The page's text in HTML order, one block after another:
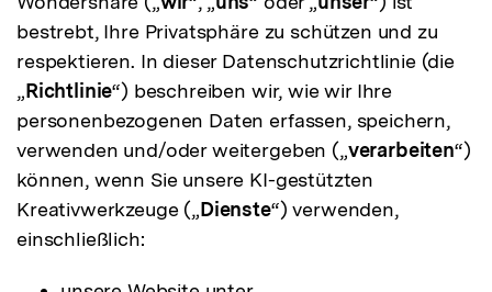
bestrebt, Ihre Privatsphäre zu schützen und zu
respektieren. In dieser Datenschutzrichtlinie (die
„Richtlinie“) beschreiben wir, wie wir Ihre
personenbezogenen Daten erfassen, speichern,
verwenden und/oder weitergeben („verarbeiten“)
können, wenn Sie unsere KI-gestützten
Kreativwerkzeuge („Dienste“) verwenden,
einschließlich: